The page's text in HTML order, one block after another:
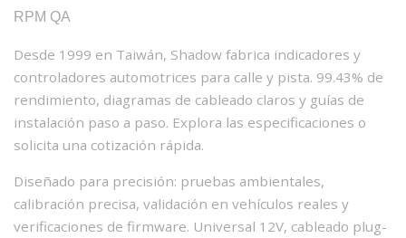
RPM QA
Desde 1999 en Taiwán, Shadow fabrica indicadores y
controladores automotrices para calle y pista. 99.43% de
rendimiento, diagramas de cableado claros y guías de
instalación paso a paso. Explora las especificaciones o
solicita una cotización rápida.
Diseñado para precisión: pruebas ambientales,
calibración precisa, validación en vehículos reales y
verificaciones de firmware. Universal 12V, cableado plug-